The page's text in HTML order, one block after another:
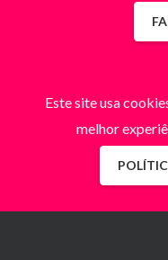
Este site usa
melhor